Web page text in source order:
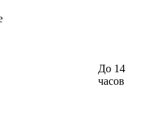
До 14
часов